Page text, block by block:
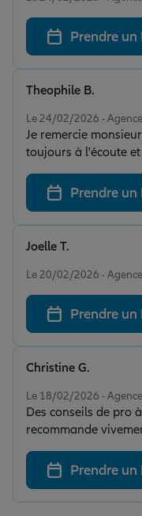
Prendre un
Le 24/02/2026 -
Je remercie
toujours à l'écoute
merci à eux
Theophile B.
Prendre un
Le 20/02/2026 -
Joelle T.
Prendre un
Le 18/02/2026 -
Des conseils de pro
recommande
Christine G.
Prendre un